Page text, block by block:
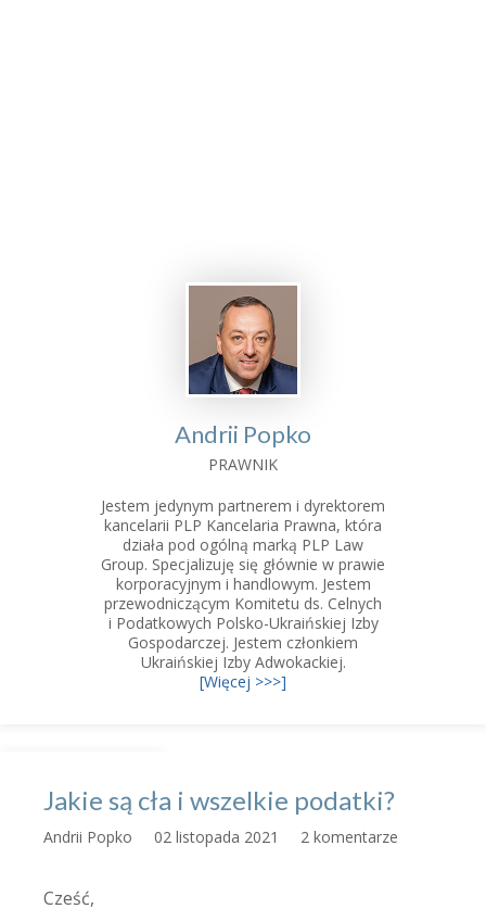
Andrii Popko
PRAWNIK
Jestem jedynym partnerem i dyrektorem
kancelarii PLP Kancelaria Prawna, która
działa pod ogólną marką PLP Law
Group. Specjalizuję się głównie w prawie
korporacyjnym i handlowym. Jestem
przewodniczącym Komitetu ds. Celnych
i Podatkowych Polsko-Ukraińskiej Izby
Gospodarczej. Jestem członkiem
Ukraińskiej Izby Adwokackiej.
[Więcej >>>]
Jakie są cła i wszelkie podatki?
Andrii Popko 02 listopada 2021 2 komentarze
Cześć,